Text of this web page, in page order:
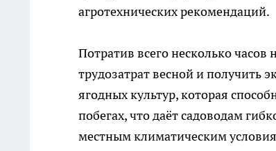
агротехнических рекомендаций.
Потратив всего несколько
трудозатрат весной и получить
ягодных культур, которая
побегах, что даёт садоводам
местным климатическим